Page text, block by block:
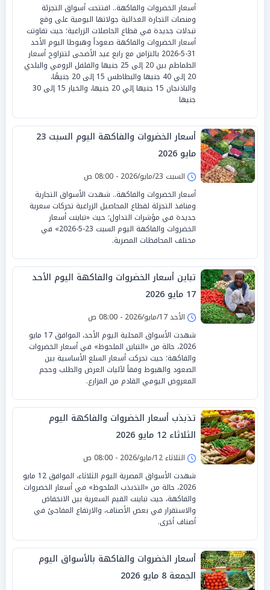
أسعار الخضروات والفاكهة.. افتتحت أسواق التجزئة
ومنصات التجارة الغذائية جولاتها اليومية على وقع
تبدلات جديدة في قطاع الحاصلات الزراعية؛ حيث تفاوتت
أسعار الخضروات والفاكهة صعوداً وهبوطا اليوم الأحد
31-5-2026 بالتزامن مع رابع عيد الأضحى لتتراوح أسعار
الطماطم بين 20 إلى 25 جنيها والفلفل الرومي والبلدي
20 إلي 40 جنيها والبطاطس 15 إلى 20 جنيهًا،
والباذنجان 15 جنيها إلي 20 جنيها، والخيار 15 إلى 30
جنيها
أسعار الخضروات والفاكهة اليوم السبت 23
مايو 2026
السبت 23/مايو/2026 - 08:00 ص
أسعار الخضروات والفاكهة.. شهدت الأسواق التجارية
ومنافذ التجزئة لقطاع المحاصيل الزراعية تحركات سعرية
جديدة في مؤشرات التداول؛ حيث «تباينت أسعار
الخضروات والفاكهة اليوم السبت 23-5-2026» في
مختلف المحافظات المصرية.
تباين أسعار الخضروات والفاكهة اليوم الأحد
17 مايو 2026
الأحد 17/مايو/2026 - 08:00 ص
شهدت الأسواق المحلية اليوم الأحد، الموافق 17 مايو
2026، حالة من «التباين الملحوظ» في أسعار الخضروات
والفاكهة؛ حيث تحركت أسعار السلع الأساسية بين
الصعود والهبوط وفقاً لآليات العرض والطلب وحجم
المعروض اليومي القادم من المزارع.
تذبذب أسعار الخضروات والفاكهة اليوم
الثلاثاء 12 مايو 2026
الثلاثاء 12/مايو/2026 - 08:00 ص
شهدت الأسواق المصرية اليوم الثلاثاء، الموافق 12 مايو
2026، حالة من «التذبذب الملحوظ» في أسعار الخضروات
والفاكهة، حيث تباينت القيم السعرية بين الانخفاض
والاستقرار في بعض الأصناف، والارتفاع المفاجئ في
أصناف أخرى.
أسعار الخضروات والفاكهة بالأسواق اليوم
الجمعة 8 مايو 2026